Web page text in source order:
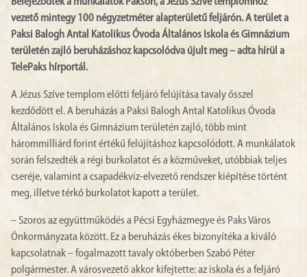
Befejeződtek a munkálatok Pakson, a Jézus Szíve templomhoz
vezető mintegy 100 négyzetméter alapterületű feljárón. A terület a
Paksi Balogh Antal Katolikus Óvoda Általános Iskola és Gimnázium
területén zajló beruházáshoz kapcsolódva újult meg – adta hírül a
TelePaks hírportál.
A Jézus Szíve templom előtti feljáró felújítása tavaly ősszel
kezdődött el. A beruházás a Paksi Balogh Antal Katolikus Óvoda
Általános Iskola és Gimnázium területén zajló, több mint
hárommilliárd forint értékű felújításhoz kapcsolódott. A munkálatok
során felszedték a régi burkolatot és a közműveket, utóbbiak teljes
cseréje, valamint a csapadékvíz-elvezető rendszer kiépítése történt
meg, illetve térkő burkolatot kapott a terület.
– Szoros az együttműködés a Pécsi Egyházmegye és Paks Város
Önkormányzata között. Ez a beruházás ékes bizonyítéka a kiváló
kapcsolatnak – fogalmazott tavaly októberben Szabó Péter
polgármester. A városvezető akkor kifejtette: az iskola és a feljáró